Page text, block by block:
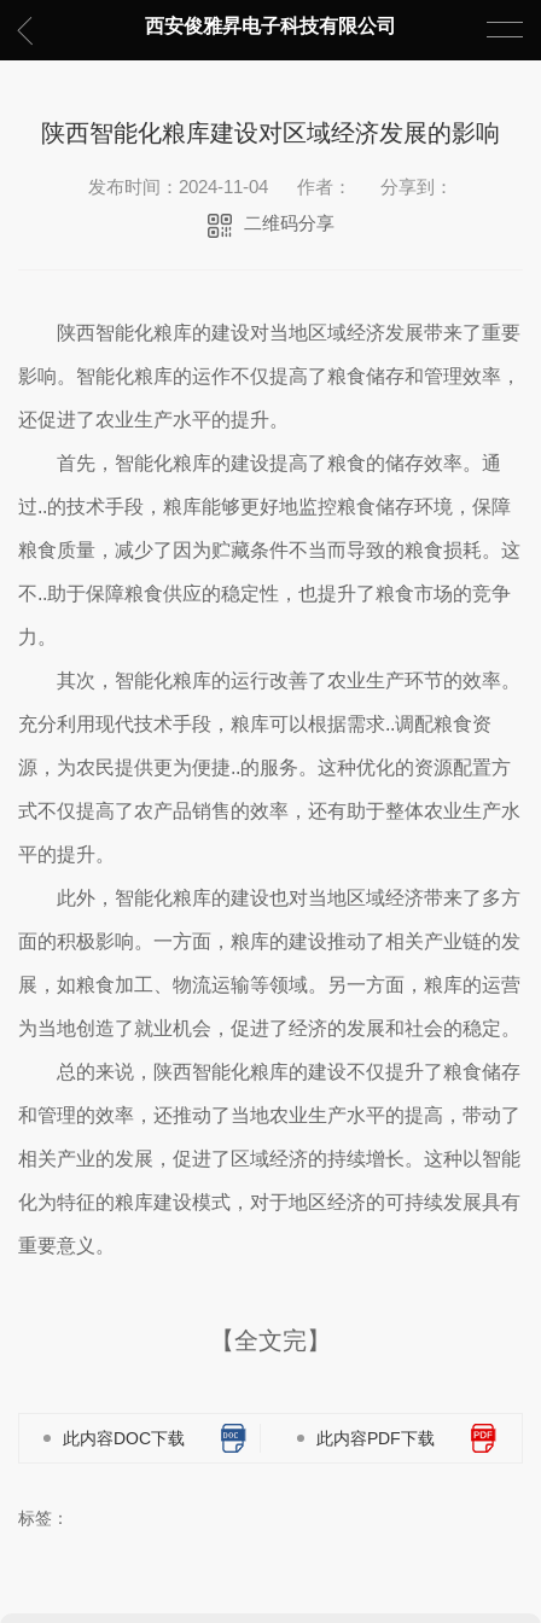
西安俊雅昇电子科技有限公司
陕西智能化粮库建设对区域经济发展的影响
发布时间：2024-11-04 作者：
分享到：
二维码分享
陕西智能化粮库的建设对当地区域经济发展带来了重要
影响。智能化粮库的运作不仅提高了粮食储存和管理效率，
还促进了农业生产水平的提升。
首先，智能化粮库的建设提高了粮食的储存效率。通
过..的技术手段，粮库能够更好地监控粮食储存环境，保障
粮食质量，减少了因为贮藏条件不当而导致的粮食损耗。这
不..助于保障粮食供应的稳定性，也提升了粮食市场的竞争
力。
其次，智能化粮库的运行改善了农业生产环节的效率。
充分利用现代技术手段，粮库可以根据需求..调配粮食资
源，为农民提供更为便捷..的服务。这种优化的资源配置方
式不仅提高了农产品销售的效率，还有助于整体农业生产水
平的提升。
此外，智能化粮库的建设也对当地区域经济带来了多方
面的积极影响。一方面，粮库的建设推动了相关产业链的发
展，如粮食加工、物流运输等领域。另一方面，粮库的运营
为当地创造了就业机会，促进了经济的发展和社会的稳定。
总的来说，陕西智能化粮库的建设不仅提升了粮食储存
和管理的效率，还推动了当地农业生产水平的提高，带动了
相关产业的发展，促进了区域经济的持续增长。这种以智能
化为特征的粮库建设模式，对于地区经济的可持续发展具有
重要意义。
【全文完】
此内容DOC下载 此内容PDF下载
标签：